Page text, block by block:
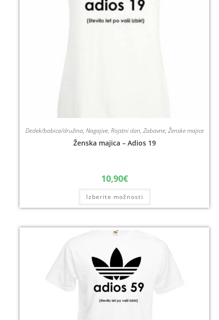
Dedek/babica/družina, Nagajive, Rojstni dan, Zabavne, Ženske majice
Ženska majica – Adios 19
10,90€
Izberite možnosti